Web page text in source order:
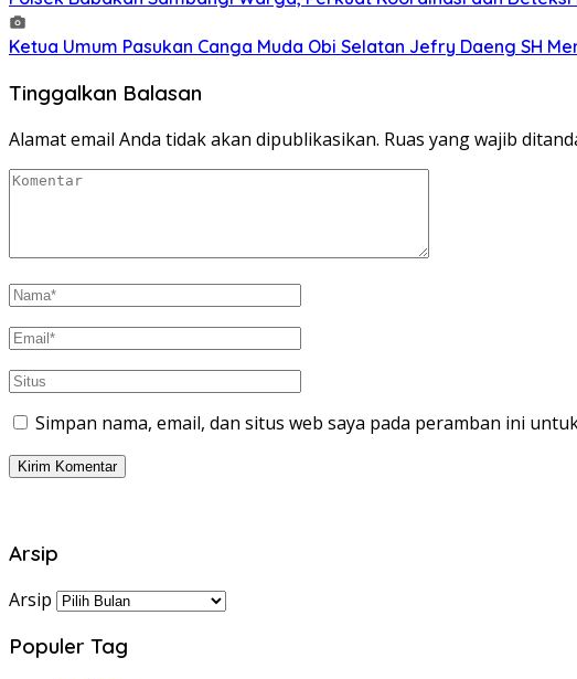
Ketua Umum Pasukan Canga Muda Obi Selatan Jefry Daeng SH
Tinggalkan Balasan
Alamat email Anda tidak akan dipublikasikan. Ruas yang wajib
Simpan nama, email, dan situs web saya pada peramban ini
Arsip
Arsip
Populer Tag